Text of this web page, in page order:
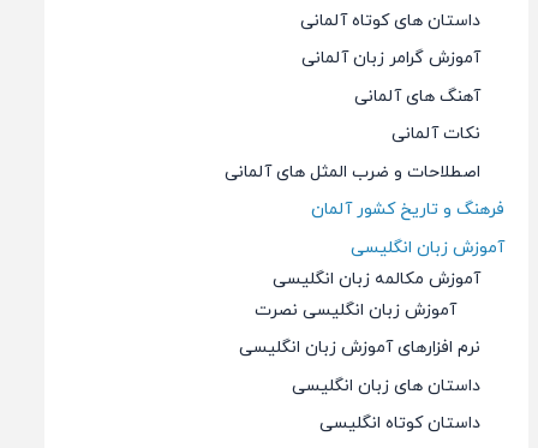
داستان های کوتاه آلمانی
آموزش گرامر زبان آلمانی
آهنگ های آلمانی
نکات آلمانی
اصطلاحات و ضرب المثل های آلمانی
فرهنگ و تاریخ کشور آلمان
آموزش زبان انگلیسی
آموزش مکالمه زبان انگلیسی
آموزش زبان انگلیسی نصرت
نرم افزارهای آموزش زبان انگلیسی
داستان های زبان انگلیسی
داستان کوتاه انگلیسی